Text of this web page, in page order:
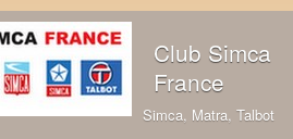
contenu principal
Club Simca
France
Simca, Matra, Talbot